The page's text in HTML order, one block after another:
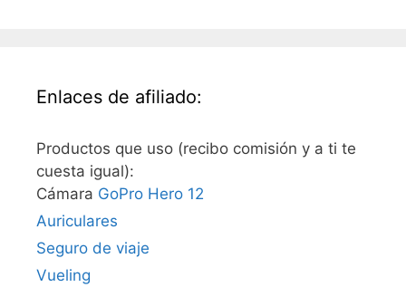
Enlaces de afiliado:
Productos que uso (recibo comisión y a ti te
cuesta igual):
Cámara GoPro Hero 12
Auriculares
Seguro de viaje
Vueling